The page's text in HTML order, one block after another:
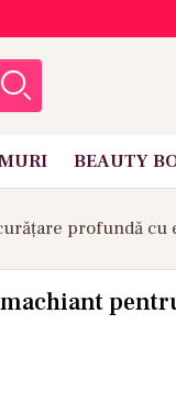
BEAUTY
profundă cu